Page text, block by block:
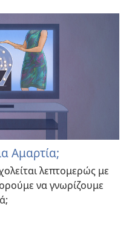
Αμαρτία;
λεπτομερώς με
να γνωρίζουμε